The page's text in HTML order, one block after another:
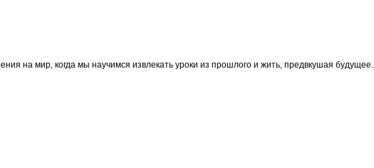
на мир, когда мы научимся извлекать уроки из прошлого и жить, предвкушая будущее.